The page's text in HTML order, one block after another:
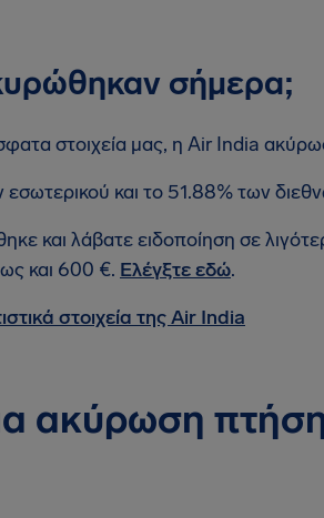
σήμερα;
στοιχεία μας, η Air India
και το 51.88% των
και λάβατε ειδοποίηση σε
και 600 €. Ελέγξτε εδώ.
στοιχεία της Air India
ακύρωση